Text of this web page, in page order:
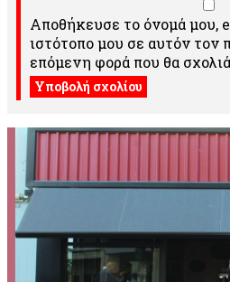
Αποθήκευσε το όνομά μου,
ιστότοπο μου σε αυτόν τον
επόμενη φορά που θα